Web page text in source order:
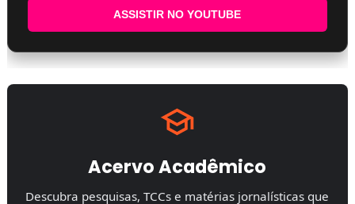
ASSISTIR NO YOUTUBE
Acervo Acadêmico
Descubra pesquisas, TCCs e matérias jornalísticas que